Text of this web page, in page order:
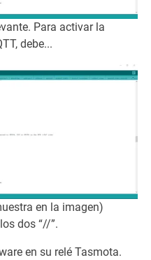
Para activar la
debe...
en la imagen)
dos “//”.
en su relé Tasmota.